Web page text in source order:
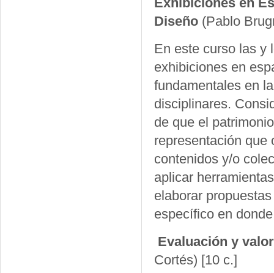
Diseño (Pablo
En este curso las y
exhibiciones en
fundamentales en
disciplinares.
de que el
representación que
contenidos y/o
aplicar
elaborar
específico en
Evaluación y
Cortés) [10 c.]